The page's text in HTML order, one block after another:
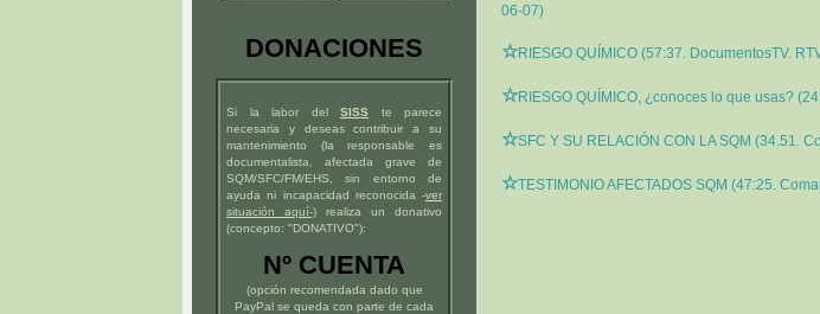
06-07)
☆RIESGO QUÍMICO (57:37. DocumentosTV.
☆RIESGO QUÍMICO, ¿conoces lo que usas?
☆SFC Y SU RELACIÓN CON LA SQM (34.51.
☆TESTIMONIO AFECTADOS SQM (47:25.
DONACIONES
Si la labor del SISS te parece
necesaria y deseas contribuir a su
mantenimiento (la responsable es
documentalista, afectada grave de
SQM/SFC/FM/EHS, sin entorno de
ayuda ni incapacidad reconocida -ver
situación aquí-) realiza un donativo
(concepto: "DONATIVO"):
Nº CUENTA
(opción recomendada dado que
PayPal se queda con parte de cada